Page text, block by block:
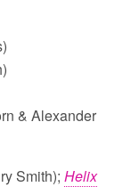
& Alexander
Smith); Helix